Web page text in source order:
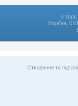
© 2006
Україна,
Створення та